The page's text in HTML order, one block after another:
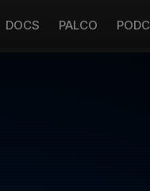
DOCS PALCO